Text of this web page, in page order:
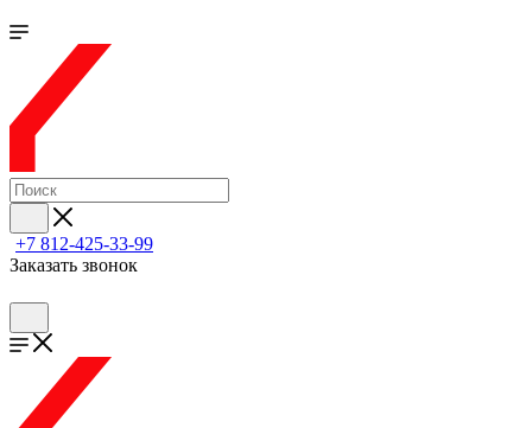
+7 812-425-33-99
Заказать звонок